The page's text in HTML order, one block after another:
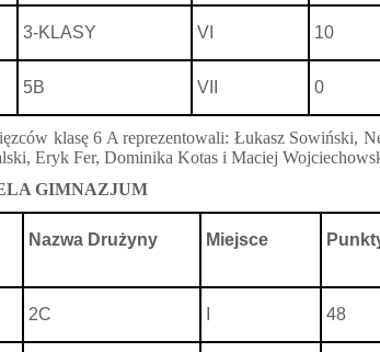
3-KLASY VI 10
5B VII 0
klasę 6 A reprezentowali: Łukasz Sowiński,
Eryk Fer, Dominika Kotas i Maciej
GIMNAZJUM
Nazwa Drużyny Miejsce
2C 48